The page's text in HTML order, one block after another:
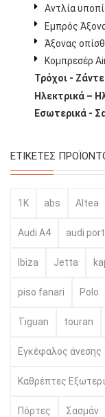
Αντλία
Εμπρός
Άξονας
Κομπρεσέρ
Τρόχοι -
Ηλεκτρικά –
Εσωτερικά -
ΕΤΙΚΈΤΕΣ
1K abs Altea
Audi A4 audi
Ibiza Jetta
piso fanari Polo
Tiguan touran
Εγκέφαλος άνεσης
Καθρέπτες
Πόρτες Σασμάν